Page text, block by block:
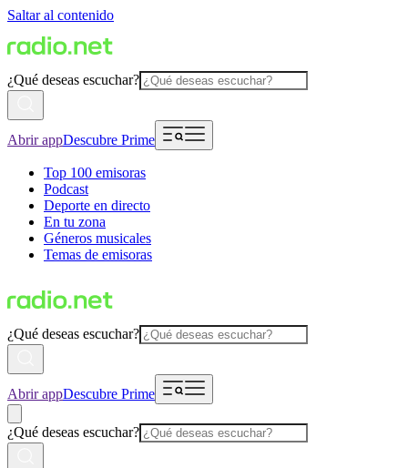
Saltar al contenido
¿Qué deseas escuchar?
Abrir appDescubre Prime
Top 100 emisoras
Podcast
Deporte en directo
En tu zona
Géneros musicales
Temas de emisoras
¿Qué deseas escuchar?
Abrir appDescubre Prime
¿Qué deseas escuchar?